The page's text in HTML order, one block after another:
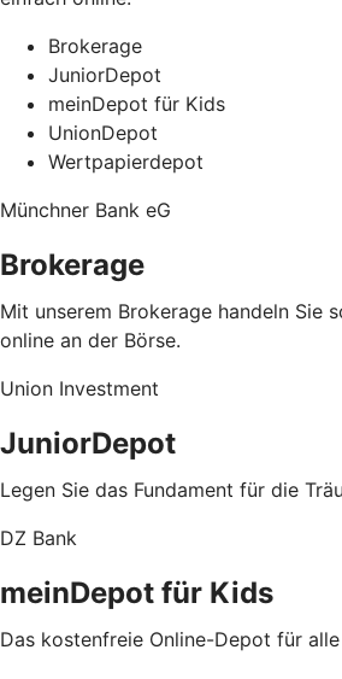
Brokerage
JuniorDepot
meinDepot für Kids
UnionDepot
Wertpapierdepot
Münchner Bank eG
Brokerage
Mit unserem Brokerage handeln Sie
online an der Börse.
Union Investment
JuniorDepot
Legen Sie das Fundament für die
DZ Bank
meinDepot für Kids
Das kostenfreie Online-Depot für